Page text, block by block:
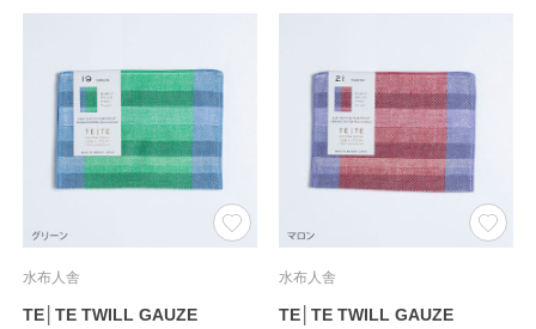
水布人舎
TE│TE TWILL GAUZE
水布人舎
TE│TE TWILL GAUZE